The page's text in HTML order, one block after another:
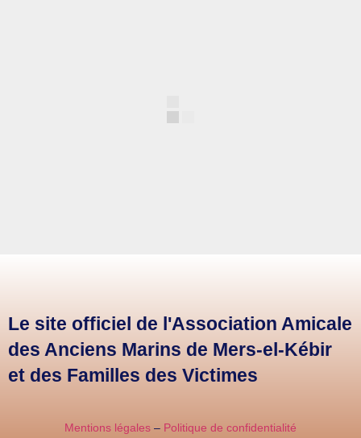
Le site officiel de l'Association Amicale
des Anciens Marins de Mers-el-Kébir
et des Familles des Victimes
Mentions légales – Politique de confidentialité